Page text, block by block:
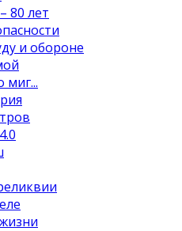
80 лет
и обороне
миг...